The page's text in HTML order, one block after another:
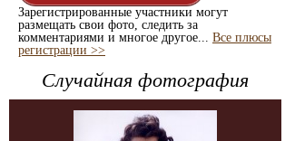
Зарегистрированные участники могут
размещать свои фото, следить за
комментариями и многое другое... Все плюсы
регистрации >>
Случайная фотография